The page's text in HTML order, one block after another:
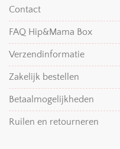
Contact
FAQ Hip&Mama Box
Verzendinformatie
Zakelijk bestellen
Betaalmogelijkheden
Ruilen en retourneren